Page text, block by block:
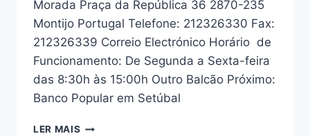
Morada Praça da República 36 2870-235
Montijo Portugal Telefone: 212326330 Fax:
212326339 Correio Electrónico Horário de
Funcionamento: De Segunda a Sexta-feira
das 8:30h às 15:00h Outro Balcão Próximo:
Banco Popular em Setúbal
LER MAIS BANCO